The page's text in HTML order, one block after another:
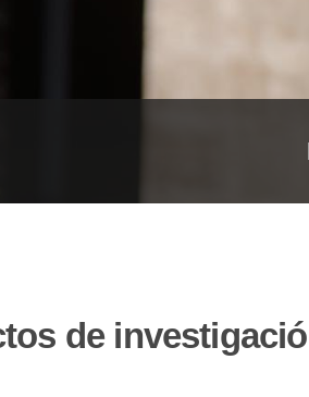
de